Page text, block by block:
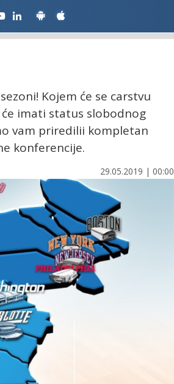
Kojem će se carstvu
imati status slobodnog
vam priredilii kompletan
konferencije.
29.05.2019 | 00:00